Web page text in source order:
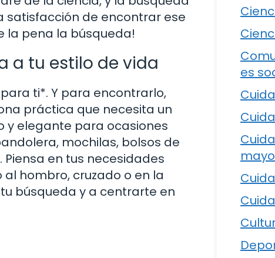
satisfacción de encontrar ese
la pena la búsqueda!
a tu estilo de vida
ti*. Y para encontrarlo,
práctica que necesita un
y elegante para ocasiones
mochilas, bolsos de
en tus necesidades
hombro, cruzado o en la
búsqueda y a centrarte en
es